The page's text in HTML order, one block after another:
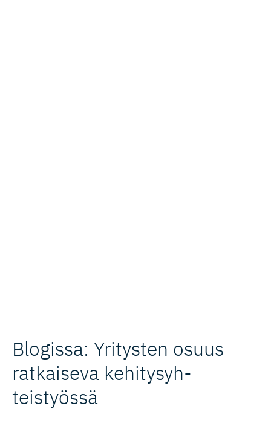
Blogissa: Yritysten osuus
ratkaiseva kehitysyh­
teistyössä